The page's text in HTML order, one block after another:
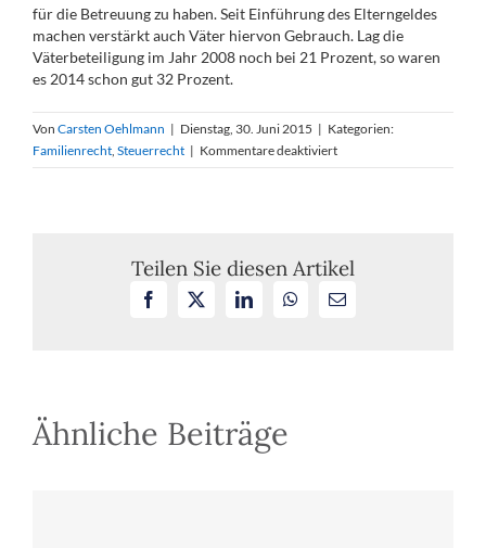
für die Betreuung zu haben. Seit Einführung des Elterngeldes
machen verstärkt auch Väter hiervon Gebrauch. Lag die
Väterbeteiligung im Jahr 2008 noch bei 21 Prozent, so waren
es 2014 schon gut 32 Prozent.
Von Carsten Oehlmann | Dienstag, 30. Juni 2015 | Kategorien:
Familienrecht Steuerrecht | Kommentare deaktiviertfür
Neues
für
Eltern
Teilen Sie diesen Artikel
Facebook LinkedInWhatsApp
E-
Ähnliche Beiträge